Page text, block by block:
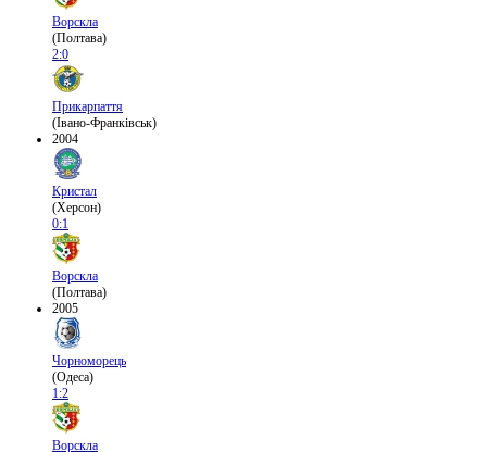
Ворскла
(Полтава)
2:0
Прикарпаття
(Івано-Франківськ)
2004
Кристал
(Херсон)
0:1
Ворскла
(Полтава)
2005
Чорноморець
(Одеса)
1:2
Ворскла